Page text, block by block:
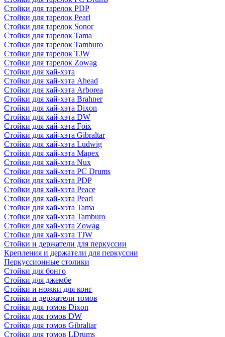
Стойки для тарелок PDP
Стойки для тарелок Pearl
Стойки для тарелок Sonor
Стойки для тарелок Tama
Стойки для тарелок Tamburo
Стойки для тарелок TJW
Стойки для тарелок Zowag
Стойки для хай-хэта
Стойки для хай-хэта Ahead
Стойки для хай-хэта Arborea
Стойки для хай-хэта Brahner
Стойки для хай-хэта Dixon
Стойки для хай-хэта DW
Стойки для хай-хэта Foix
Стойки для хай-хэта Gibraltar
Стойки для хай-хэта Ludwig
Стойки для хай-хэта Mapex
Стойки для хай-хэта Nux
Стойки для хай-хэта PC Drums
Стойки для хай-хэта PDP
Стойки для хай-хэта Peace
Стойки для хай-хэта Pearl
Стойки для хай-хэта Tama
Стойки для хай-хэта Tamburo
Стойки для хай-хэта Zowag
Стойки для хай-хэта TJW
Стойки и держатели для перкуссии
Крепления и держатели для перкуссии
Перкуссионные столики
Стойки для бонго
Стойки для джембе
Стойки и ножки для конг
Стойки и держатели томов
Стойки для томов Dixon
Стойки для томов DW
Стойки для томов Gibraltar
Стойки для томов LDrums